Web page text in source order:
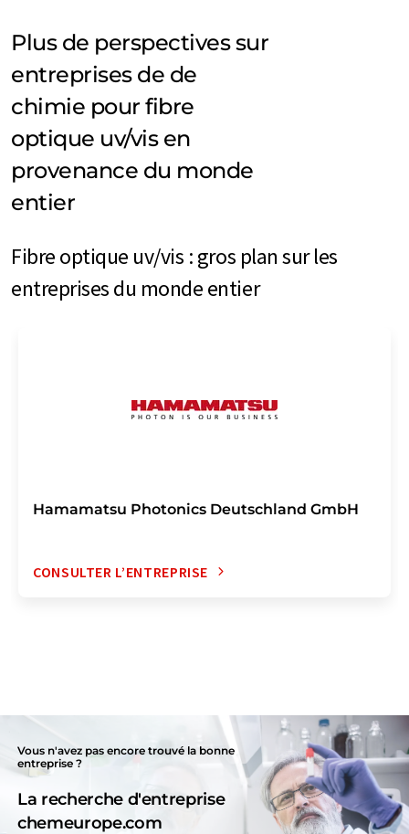
Plus de perspectives sur
entreprises de de
chimie pour fibre
optique uv/vis en
provenance du monde
entier
Fibre optique uv/vis : gros plan sur les
entreprises du monde entier
Hamamatsu Photonics Deutschland GmbH
CONSULTER L’ENTREPRISE
Vous n'avez pas encore trouvé la bonne
entreprise ?
La recherche d'entreprise
chemeurope.com